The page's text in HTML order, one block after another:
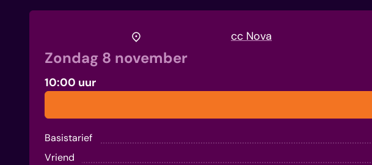
STIJN ILSEN cc Nova
Zondag 8 november
10:00 uur
Reserveer
Prijs
Basistarief
Vriend